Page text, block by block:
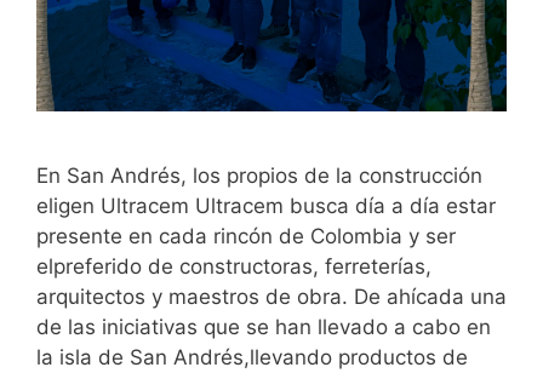
En San Andrés, los propios de la construcción
eligen Ultracem Ultracem busca día a día estar
presente en cada rincón de Colombia y ser
elpreferido de constructoras, ferreterías,
arquitectos y maestros de obra. De ahícada una
de las iniciativas que se han llevado a cabo en
la isla de San Andrés,llevando productos de